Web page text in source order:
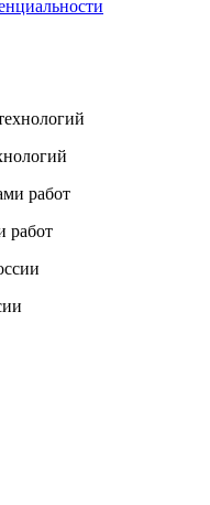
работ